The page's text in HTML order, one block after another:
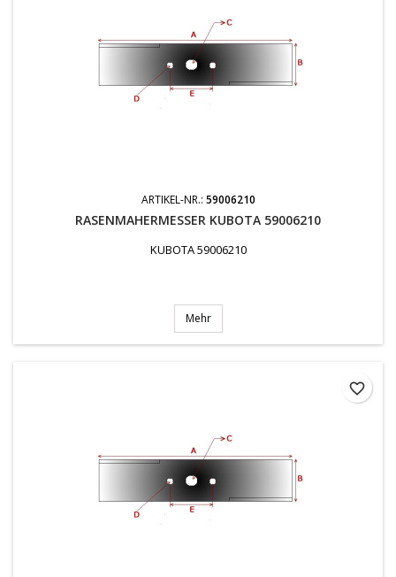
ARTIKEL-NR.: 59006210
RASENMAHERMESSER KUBOTA 59006210
KUBOTA 59006210
Mehr
favorite_border